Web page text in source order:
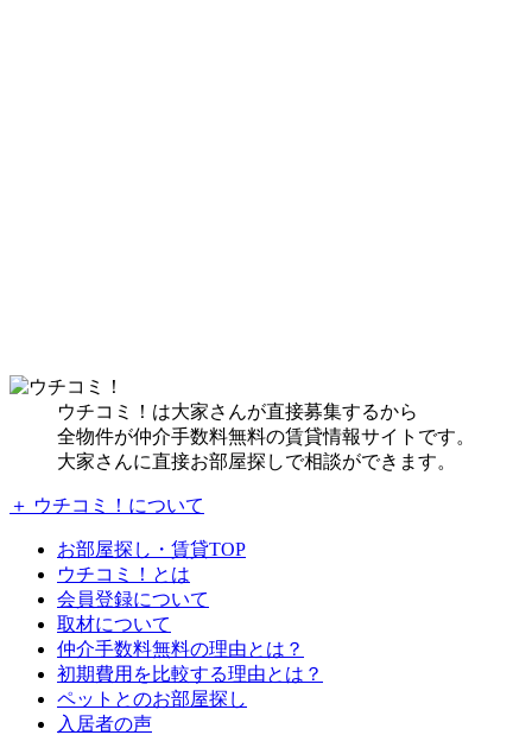
ウチコミ！は大家さんが直接募集するから
全物件が仲介手数料無料の賃貸情報サイトです。
大家さんに直接お部屋探しで相談ができます。
＋ ウチコミ！について
お部屋探し・賃貸TOP
ウチコミ！とは
会員登録について
取材について
仲介手数料無料の理由とは？
初期費用を比較する理由とは？
ペットとのお部屋探し
入居者の声